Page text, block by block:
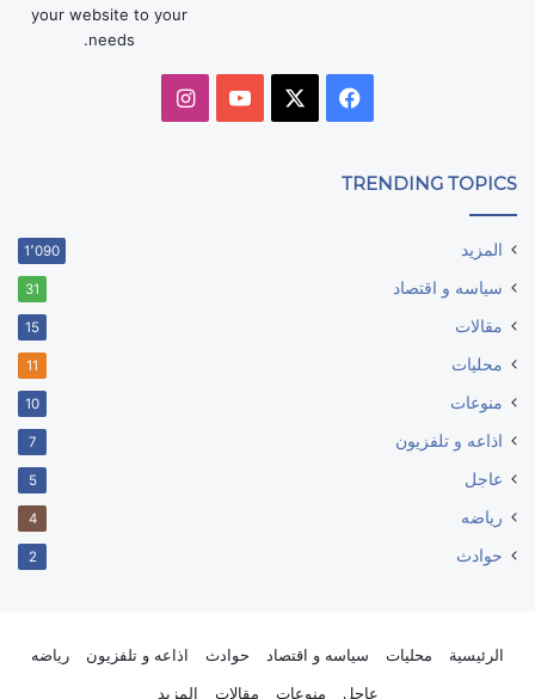
your website to your
needs.
فيسبوك ‫YouTubeانستقرام
TRENDING TOPICS
المزيد 1٬090
سياسه و اقتصاد 31
مقالات 15
محليات 11
منوعات 10
اذاعه و تلفزيون 7
عاجل 5
رياضه 4
حوادث 2
الرئيسية محليات سياسه و اقتصاد حوادث اذاعه و تلفزيون
رياضه
عاجل
منوعات مقالات المزيد